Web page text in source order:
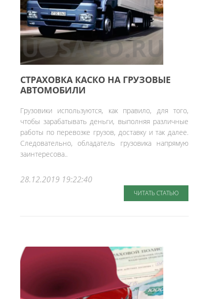
СТРАХОВКА КАСКО НА ГРУЗОВЫЕ
АВТОМОБИЛИ
Грузовики используются, как правило, для того,
чтобы зарабатывать деньги, выполняя различные
работы по перевозке грузов, доставку и так далее.
Следовательно, обладатель грузовика напрямую
заинтересова..
28.12.2019 19:22:40
ЧИТАТЬ СТАТЬЮ